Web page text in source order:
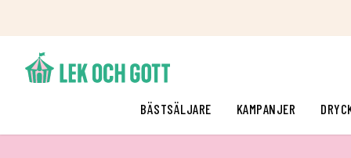
BÄSTSÄLJARE KAMPANJER